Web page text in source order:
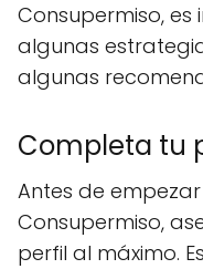
Consupermiso,
algunas
algunas
Completa tu
Antes de
Consupermiso,
perfil al máximo.